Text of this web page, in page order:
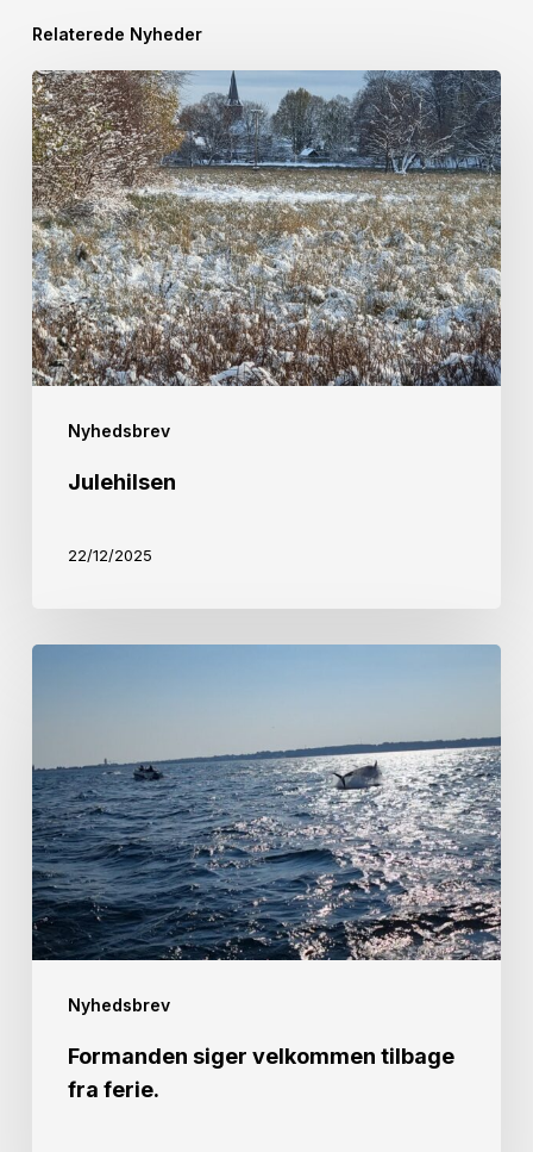
Relaterede Nyheder
Nyhedsbrev
Julehilsen
Julehilsen
22/12/2025
Nyhedsbrev
tilbage
fra
ferie.
Formanden siger velkommen tilbage
fra ferie.